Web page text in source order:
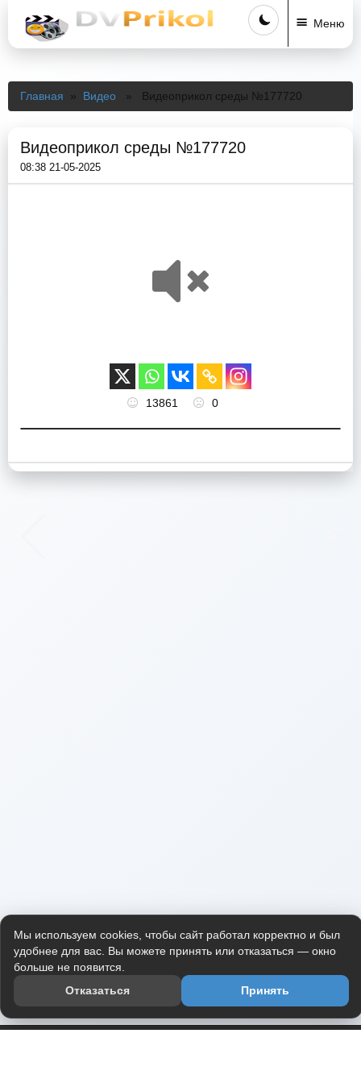
Меню
Главная » Видео » Видеоприкол среды №177720
Видеоприкол среды №177720
08:38 21-05-2025
13861 0
Мы используем cookies, чтобы сайт работал корректно и был
удобнее для вас. Вы можете принять или отказаться — окно
больше не появится.
Отказаться
Принять